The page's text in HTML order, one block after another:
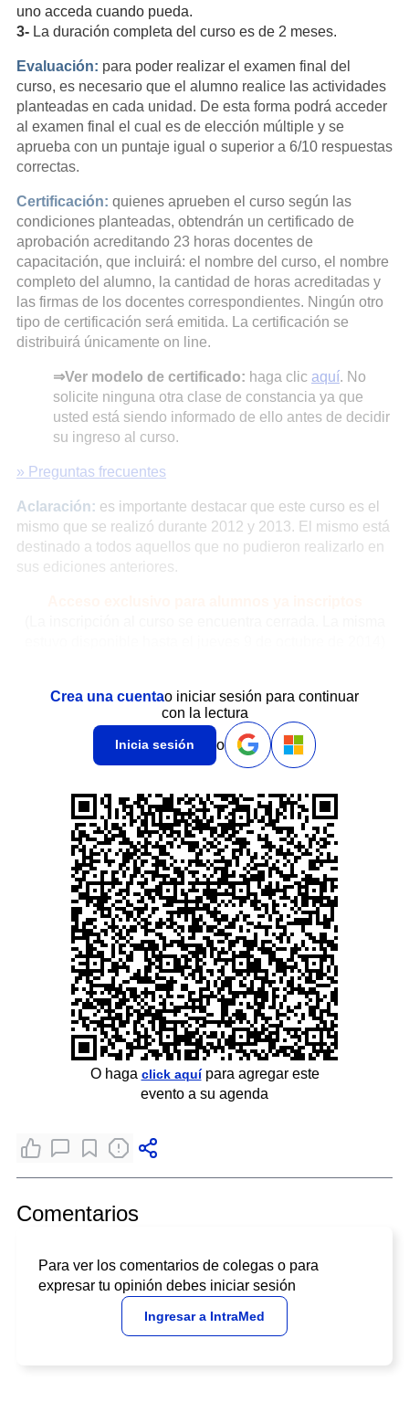
uno acceda cuando pueda.
3- La duración completa del curso es de 2 meses.
Evaluación: para poder realizar el examen final del
curso, es necesario que el alumno realice las actividades
planteadas en cada unidad. De esta forma podrá acceder
al examen final el cual es de elección múltiple y se
aprueba con un puntaje igual o superior a 6/10 respuestas
correctas.
Certificación: quienes aprueben el curso según las
condiciones planteadas, obtendrán un certificado de
aprobación acreditando 23 horas docentes de
capacitación, que incluirá: el nombre del curso, el nombre
completo del alumno, la cantidad de horas acreditadas y
las firmas de los docentes correspondientes. Ningún otro
tipo de certificación será emitida. La certificación se
distribuirá únicamente on line.
⇒Ver modelo de certificado: haga clic aquí. No
solicite ninguna otra clase de constancia ya que
usted está siendo informado de ello antes de decidir
su ingreso al curso.
» Preguntas frecuentes
Aclaración: es importante destacar que este curso es el
mismo que se realizó durante 2012 y 2013. El mismo está
destinado a todos aquellos que no pudieron realizarlo en
sus ediciones anteriores.
Crea una cuentao iniciar sesión para continuar
con la lectura
Inicia sesión o
O haga click aquípara agregar este
evento a su agenda
Comentarios
Para ver los comentarios de colegas o para
expresar tu opinión debes iniciar sesión
Ingresar a IntraMed